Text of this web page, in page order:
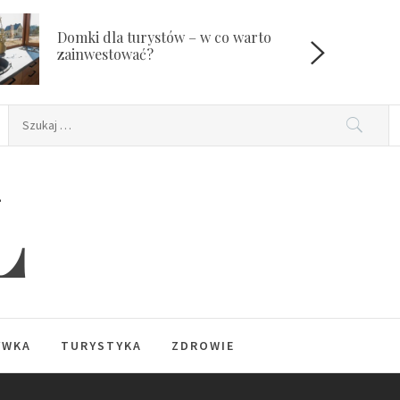
Domki dla turystów – w co warto
zainwestować?
TURYSTYKA ZDROWIE